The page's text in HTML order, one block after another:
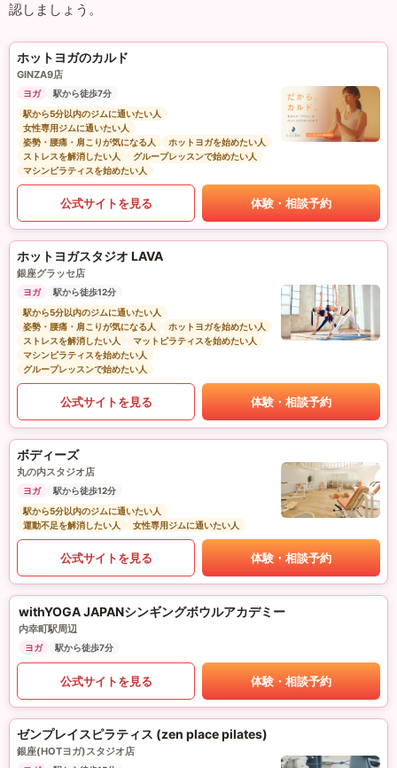
認しましょう。
ホットヨガのカルド
GINZA9店
ヨガ
駅から徒歩7分
駅から5分以内のジムに通いたい人
女性専用ジムに通いたい人
姿勢・腰痛・肩こりが気になる人
ホットヨガを始めたい人
ストレスを解消したい人
グループレッスンで始めたい人
マシンピラティスを始めたい人
公式サイトを見る 体験・相談予約
ホットヨガスタジオ LAVA
銀座グラッセ店
ヨガ
駅から徒歩12分
駅から5分以内のジムに通いたい人
姿勢・腰痛・肩こりが気になる人
ホットヨガを始めたい人
ストレスを解消したい人
マットピラティスを始めたい人
マシンピラティスを始めたい人
グループレッスンで始めたい人
公式サイトを見る 体験・相談予約
ボディーズ
丸の内スタジオ店
ヨガ
駅から徒歩12分
駅から5分以内のジムに通いたい人
運動不足を解消したい人
女性専用ジムに通いたい人
公式サイトを見る 体験・相談予約
withYOGA JAPANシンギングボウルアカデミー
内幸町駅周辺
ヨガ 駅から徒歩7分
公式サイトを見る 体験・相談予約
ゼンプレイスピラティス (zen place pilates)
銀座(HOTヨガ)スタジオ店